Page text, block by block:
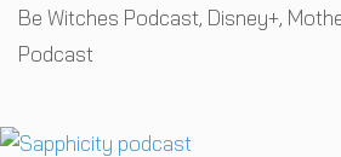
Tags
Be Witches Podcast, Disney+,
Podcast